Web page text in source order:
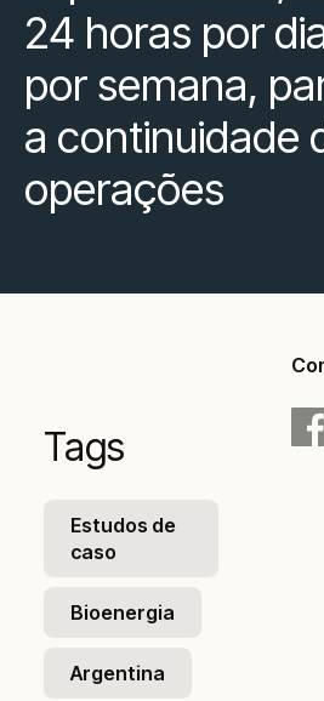
24 horas por
por semana,
a continuidade
operações
Tags
Estudos de
caso
Bioenergia
Argentina